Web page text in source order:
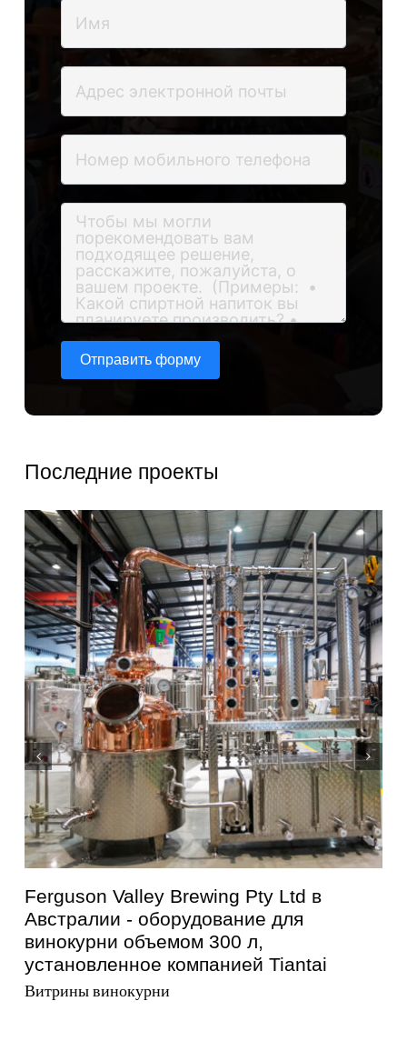
Отправить форму
Последние проекты
Ferguson Valley Brewing Pty Ltd в
Австралии - оборудование для
винокурни объемом 300 л,
установленное компанией Tiantai
Витрины винокурни